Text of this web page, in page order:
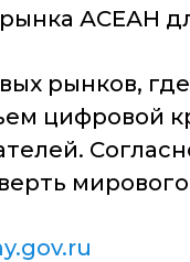
АСЕАН
рынков,
цифровой